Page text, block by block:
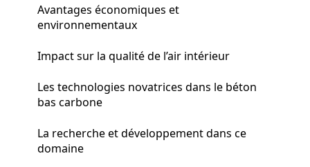
Avantages économiques et
environnementaux
Impact sur la qualité de l’air intérieur
Les technologies novatrices dans le béton
bas carbone
La recherche et développement dans ce
domaine